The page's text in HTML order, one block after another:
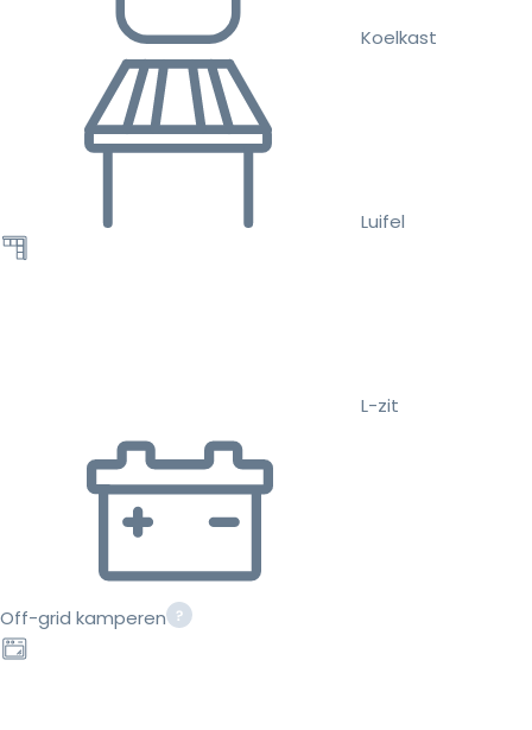
Koelkast
Luifel
L-zit
Off-grid kamperen